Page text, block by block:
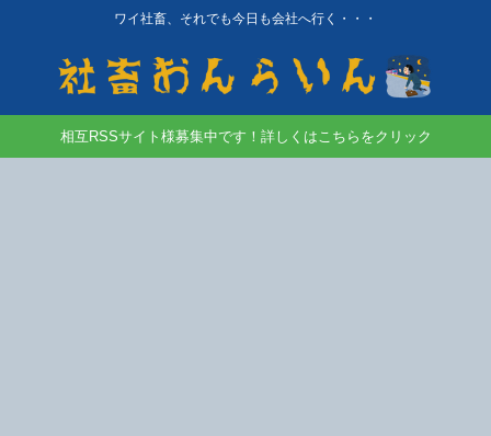
ワイ社畜、それでも今日も会社へ行く・・・
相互RSSサイト様募集中です！詳しくはこちらをクリック